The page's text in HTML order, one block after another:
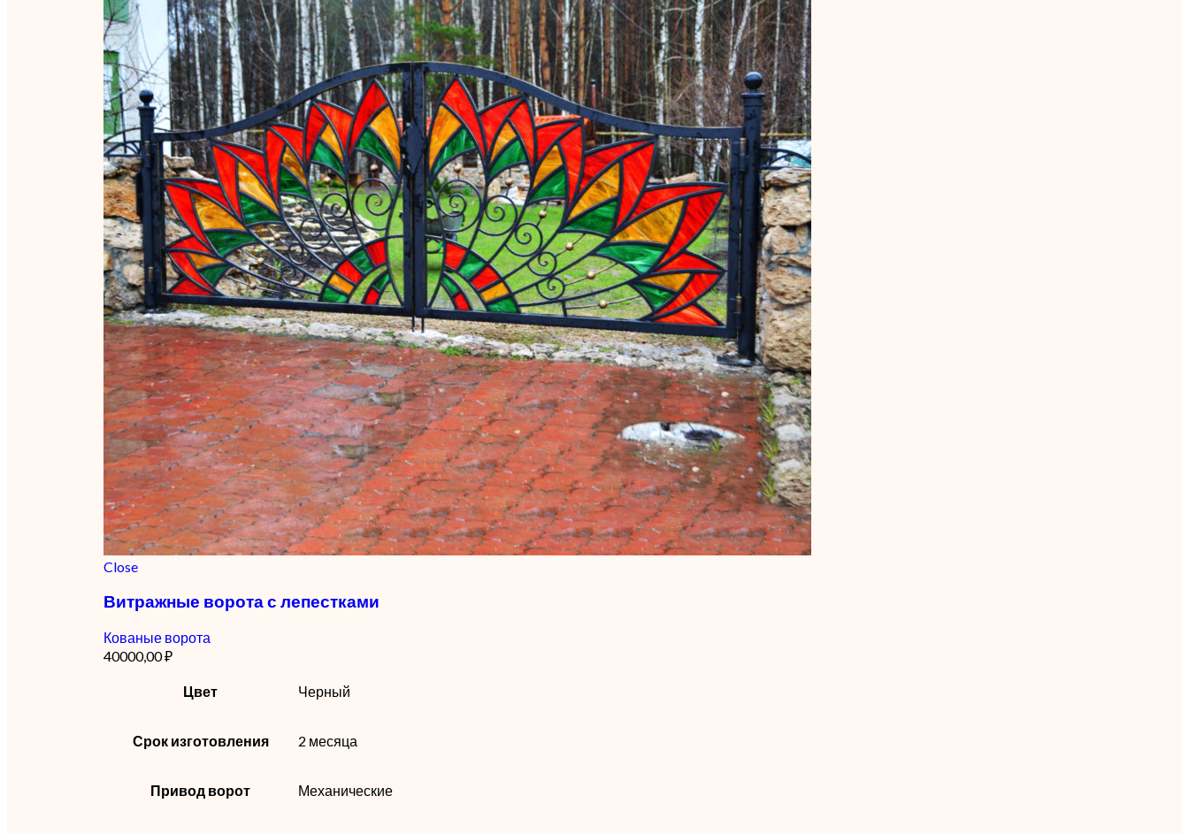
Close
Витражные ворота с лепестками
Кованые ворота
40000,00₽
Цвет Черный
Срок изготовления 2 месяца
Привод ворот Механические